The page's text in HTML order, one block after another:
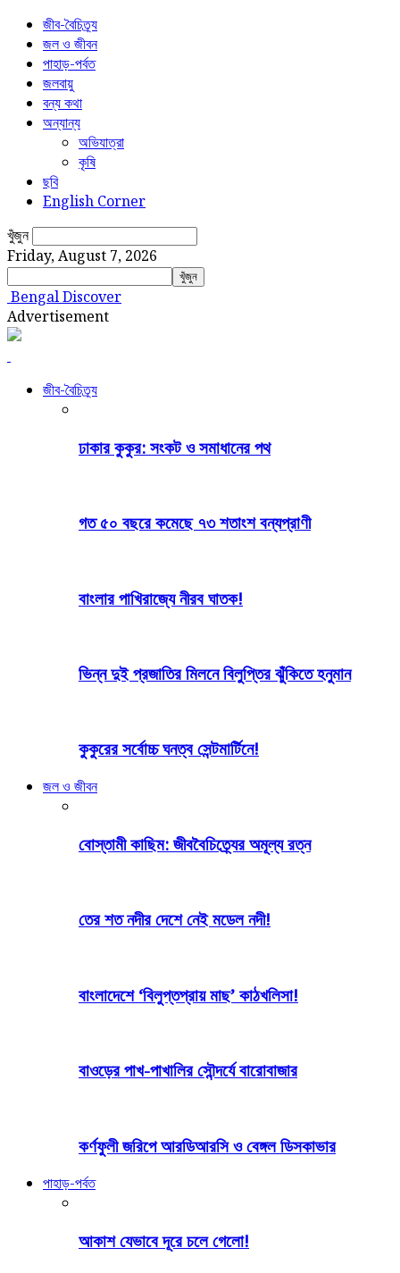
জীব-বৈচিত্র্য
জল ও জীবন
পাহাড়-পর্বত
জলবায়ু
বন্য কথা
অন্যান্য
অভিযাত্রা
কৃষি
ছবি
English Corner
খুঁজুন
Friday, August 7, 2026
Bengal Discover
Advertisement
জীব-বৈচিত্র্য
ঢাকার কুকুর: সংকট ও সমাধানের পথ
গত ৫০ বছরে কমেছে ৭৩ শতাংশ বন্যপ্রাণী
বাংলার পাখিরাজ্যে নীরব ঘাতক!
ভিন্ন দুই প্রজাতির মিলনে বিলুপ্তির ঝুঁকিতে হনুমান
কুকুরের সর্বোচ্চ ঘনত্ব সেন্টমার্টিনে!
জল ও জীবন
বোস্তামী কাছিম: জীববৈচিত্র্যের অমূল্য রত্ন
তের শত নদীর দেশে নেই মডেল নদী!
বাংলাদেশে ‘বিলুপ্তপ্রায় মাছ’ কাঠখলিসা!
বাওড়ের পাখ-পাখালির সৌন্দর্যে বারোবাজার
কর্ণফুলী জরিপে আরডিআরসি ও বেঙ্গল ডিসকাভার
পাহাড়-পর্বত
আকাশ যেভাবে দূরে চলে গেলো!